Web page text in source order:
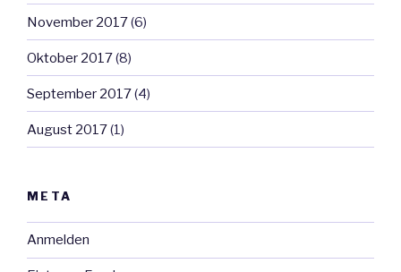
November 2017(6)
Oktober 2017(8)
September 2017(4)
August 2017(1)
META
Anmelden